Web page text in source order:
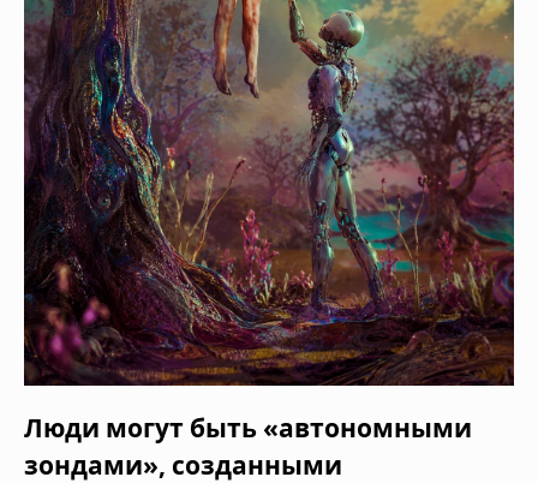
Люди могут быть «автономными
зондами», созданными